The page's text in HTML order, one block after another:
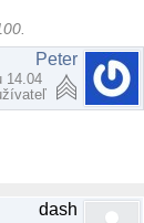
Peter
14.04
dash